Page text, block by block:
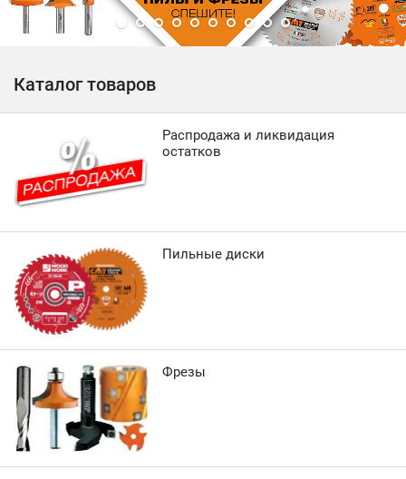
Каталог товаров
Распродажа и ликвидация
остатков
Пильные диски
Фрезы